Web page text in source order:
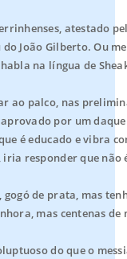
atestado
João Gilberto. Ou
na língua de
ao palco, nas
por um
é educado e vibra
iria responder que
de prata, mas
mas centenas de
do que o